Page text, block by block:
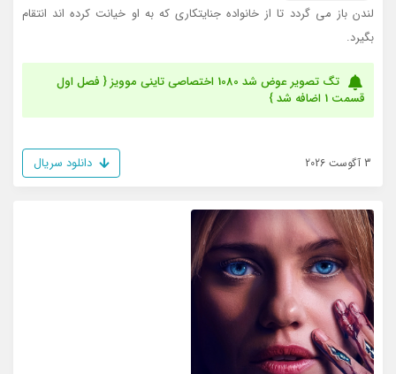
لندن باز می گردد تا از خانواده جنایتکاری که به او خیانت کرده اند انتقام
بگیرد.
تگ تصویر عوض شد 1080 اختصاصی تاینی موویز { فصل اول
قسمت 1 اضافه شد }
3 آگوست 2026 دانلود سریال